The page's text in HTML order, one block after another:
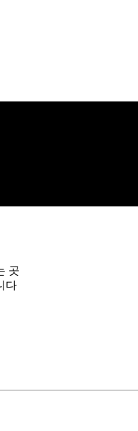
곳
다